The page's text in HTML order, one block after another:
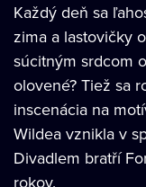
Každý deň sa
zima a lastovičky
súcitným srdcom
olovené? Tiež sa
inscenácia na
Wildea vznikla v
Divadlem bratří
rokov.